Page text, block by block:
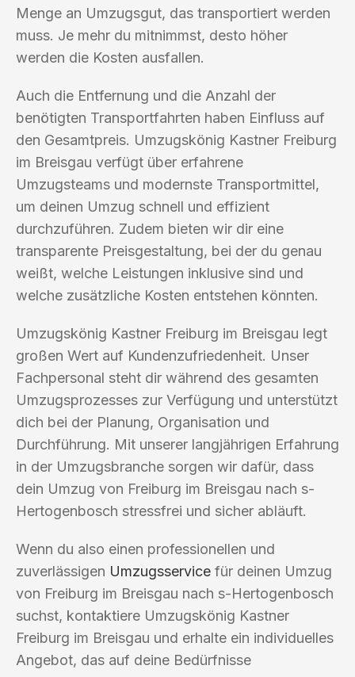
Menge an Umzugsgut, das transportiert werden
muss. Je mehr du mitnimmst, desto höher
werden die Kosten ausfallen.
Auch die Entfernung und die Anzahl der
benötigten Transportfahrten haben Einfluss auf
den Gesamtpreis. Umzugskönig Kastner Freiburg
im Breisgau verfügt über erfahrene
Umzugsteams und modernste Transportmittel,
um deinen Umzug schnell und effizient
durchzuführen. Zudem bieten wir dir eine
transparente Preisgestaltung, bei der du genau
weißt, welche Leistungen inklusive sind und
welche zusätzliche Kosten entstehen könnten.
Umzugskönig Kastner Freiburg im Breisgau legt
großen Wert auf Kundenzufriedenheit. Unser
Fachpersonal steht dir während des gesamten
Umzugsprozesses zur Verfügung und unterstützt
dich bei der Planung, Organisation und
Durchführung. Mit unserer langjährigen Erfahrung
in der Umzugsbranche sorgen wir dafür, dass
dein Umzug von Freiburg im Breisgau nach s-
Hertogenbosch stressfrei und sicher abläuft.
Wenn du also einen professionellen und
zuverlässigen Umzugsservice für deinen Umzug
von Freiburg im Breisgau nach s-Hertogenbosch
suchst, kontaktiere Umzugskönig Kastner
Freiburg im Breisgau und erhalte ein individuelles
Angebot, das auf deine Bedürfnisse